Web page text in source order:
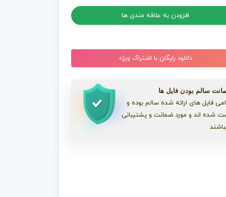
افزودن به علاقه مندی ها
دانلود رایگان با اشتراک ویژه
سالم بودن فایل ها
فایل های ارائه شده سالم بوده و
شده اند و مورد ضمانت و پشتیبانی